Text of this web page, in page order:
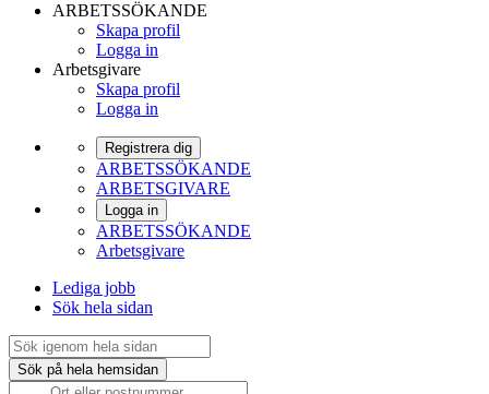
ARBETSSÖKANDE
Skapa profil
Logga in
Arbetsgivare
Skapa profil
Logga in
Registrera dig
ARBETSSÖKANDE
ARBETSGIVARE
Logga in
ARBETSSÖKANDE
Arbetsgivare
Lediga jobb
Sök hela sidan